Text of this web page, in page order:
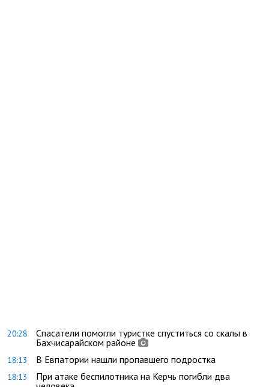
20:28
Спасатели помогли туристке спуститься со скалы в
Бахчисарайском районе
18:13 В Евпатории нашли пропавшего подростка
18:13
При атаке беспилотника на Керчь погибли два